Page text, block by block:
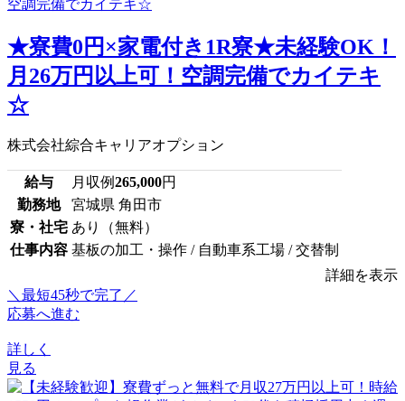
★寮費0円×家電付き1R寮★未経験OK！
月26万円以上可！空調完備でカイテキ
☆
株式会社綜合キャリアオプション
給与 月収例265,000円
勤務地
宮城県 角田市
寮・社宅 あり（無料）
仕事内容 基板の加工・操作 / 自動車系工場 / 交替制
詳細を表示
＼最短45秒で完了／
応募へ進む
詳しく
見る